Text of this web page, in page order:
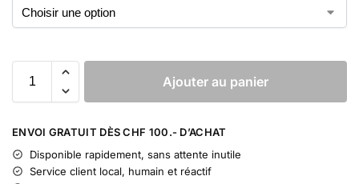
Ajouter au panier
l
t
e
ENVOI GRATUIT DÈS CHF 100.- D’ACHAT
Disponible rapidement, sans attente inutile
Service client local, humain et réactif